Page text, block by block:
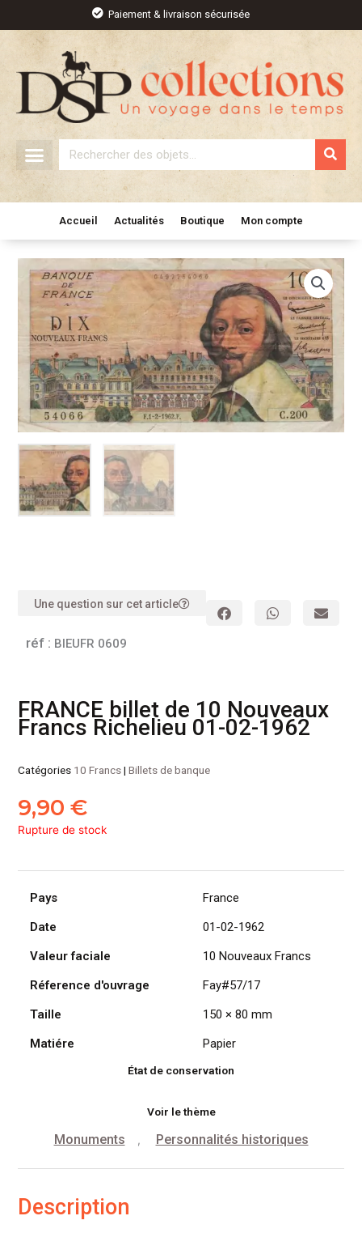
contenu
Paiement & livraison sécurisée
Rechercher
Accueil Actualités Boutique Mon compte
Une question sur cet article
réf : BIEUFR 0609
FRANCE billet de 10 Nouveaux
Francs Richelieu 01-02-1962
Catégories 10 Francs|Billets de banque
9,90€
Rupture de stock
Pays
France
Date
01-02-1962
Valeur faciale
10 Nouveaux Francs
Réference d'ouvrage
Fay#57/17
Taille
150 × 80 mm
Matiére
Papier
État de conservation
Voir le thème
Monuments , Personnalités historiques
Description